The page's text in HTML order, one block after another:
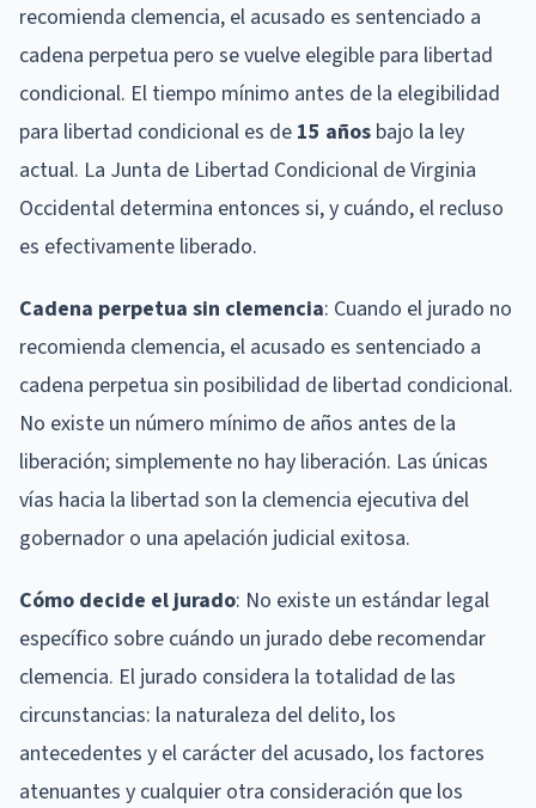
recomienda clemencia, el acusado es sentenciado a
cadena perpetua pero se vuelve elegible para libertad
condicional. El tiempo mínimo antes de la elegibilidad
para libertad condicional es de 15 años bajo la ley
actual. La Junta de Libertad Condicional de Virginia
Occidental determina entonces si, y cuándo, el recluso
es efectivamente liberado.
Cadena perpetua sin clemencia: Cuando el jurado no
recomienda clemencia, el acusado es sentenciado a
cadena perpetua sin posibilidad de libertad condicional.
No existe un número mínimo de años antes de la
liberación; simplemente no hay liberación. Las únicas
vías hacia la libertad son la clemencia ejecutiva del
gobernador o una apelación judicial exitosa.
Cómo decide el jurado: No existe un estándar legal
específico sobre cuándo un jurado debe recomendar
clemencia. El jurado considera la totalidad de las
circunstancias: la naturaleza del delito, los
antecedentes y el carácter del acusado, los factores
atenuantes y cualquier otra consideración que los